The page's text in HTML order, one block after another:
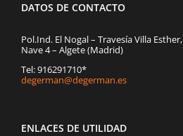
DATOS DE CONTACTO
Pol.Ind. El Nogal – Travesía Villa Esther,
Nave 4 – Algete (Madrid)
Tel: 916291710*
degerman@degerman.es
ENLACES DE UTILIDAD